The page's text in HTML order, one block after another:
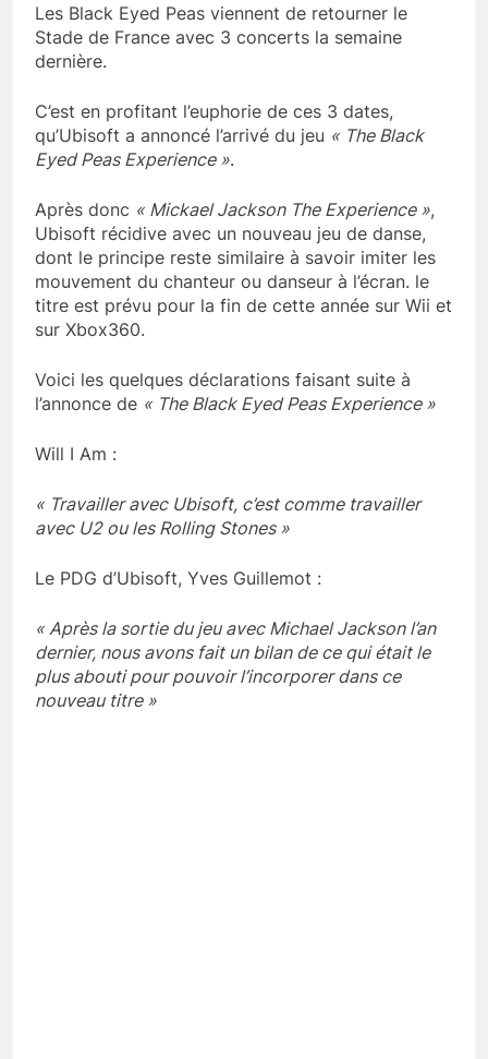
Les Black Eyed Peas viennent de retourner le
Stade de France avec 3 concerts la semaine
dernière.
C’est en profitant l’euphorie de ces 3 dates,
qu’Ubisoft a annoncé l’arrivé du jeu « The Black
Eyed Peas Experience ».
Après donc « Mickael Jackson The Experience »,
Ubisoft récidive avec un nouveau jeu de danse,
dont le principe reste similaire à savoir imiter les
mouvement du chanteur ou danseur à l’écran. le
titre est prévu pour la fin de cette année sur Wii et
sur Xbox360.
Voici les quelques déclarations faisant suite à
l’annonce de « The Black Eyed Peas Experience »
Will I Am :
« Travailler avec Ubisoft, c’est comme travailler
avec U2 ou les Rolling Stones »
Le PDG d’Ubisoft, Yves Guillemot :
« Après la sortie du jeu avec Michael Jackson l’an
dernier, nous avons fait un bilan de ce qui était le
plus abouti pour pouvoir l’incorporer dans ce
nouveau titre »